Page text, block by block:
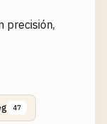
precisión,
47